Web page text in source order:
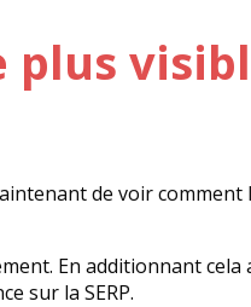
plus
de voir comment
En additionnant cela
sur la SERP.